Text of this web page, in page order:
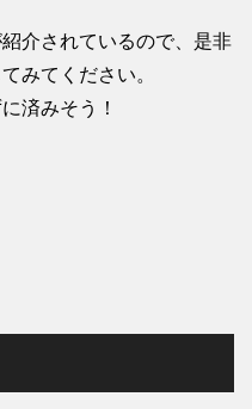
介されているので、是非
みてください。
済みそう！